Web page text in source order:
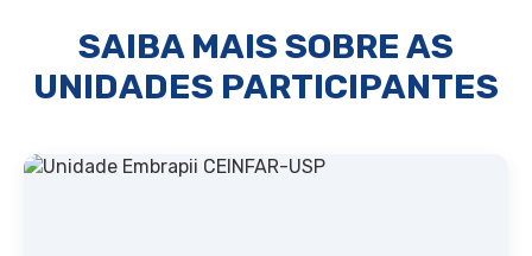
SAIBA MAIS SOBRE AS
UNIDADES PARTICIPANTES